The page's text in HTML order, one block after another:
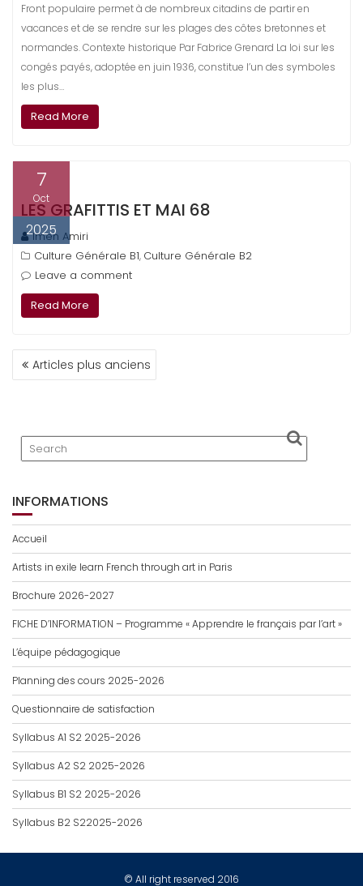
Front populaire permet à de nombreux citadins de partir en
vacances et de se rendre sur les plages des côtes bretonnes et
normandes. Contexte historique Par Fabrice Grenard La loi sur les
congés payés, adoptée en juin 1936, constitue l’un des symboles
les plus…
Read More
7
Oct
2025
LES GRAFITTIS ET MAI 68
Imen Amiri
Culture Générale B1, Culture Générale B2
Leave a comment
Read More
NAVIGATION
DESArticles plus anciens
INFORMATIONS
Accueil
Artists in exile learn French through art in Paris
Brochure 2026-2027
FICHE D’INFORMATION – Programme « Apprendre le français par l’art »
L’équipe pédagogique
Planning des cours 2025-2026
Questionnaire de satisfaction
Syllabus A1 S2 2025-2026
Syllabus A2 S2 2025-2026
Syllabus B1 S2 2025-2026
Syllabus B2 S22025-2026
© All right reserved 2016